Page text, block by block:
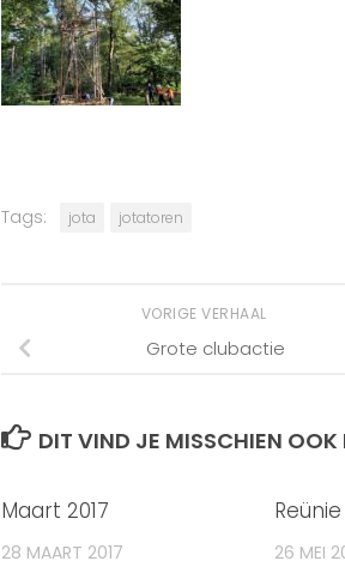
Tags: jota jotatoren
VORIGE VERHAAL
Grote clubactie
DIT VIND JE MISSCHIEN OOK
Maart 2017
28 MAART 2017
Reünie
26 MEI